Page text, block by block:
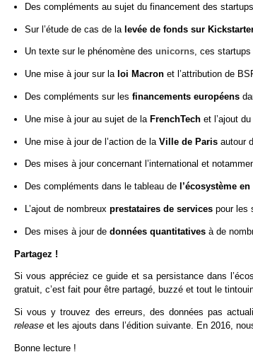
Des compléments au sujet du financement des
Sur l’étude de cas de lalevée de fonds sur
Un texte sur le phénomène desunicorns, ces
Une mise à jour sur la loi Macronet l’attribution de
Des compléments sur lesfinancements européens
Une mise à jour au sujet de laFrenchTechet l’ajout
Une mise à jour de l’action de laVille de Parisautour
Des mises à jour concernant l’international et
Des compléments dans le tableau de l’écosystème
L’ajout de nombreuxprestataires de servicespour les
Des mises à jour dedonnées quantitativesà de
Partagez !
Si vous appréciez ce guide et sa persistance dans
gratuit, c’est fait pour être partagé, buzzé et tout le
Si vous y trouvez des erreurs, des données pas
release et les ajouts dans l’édition suivante. En 2016,
Bonne lecture !